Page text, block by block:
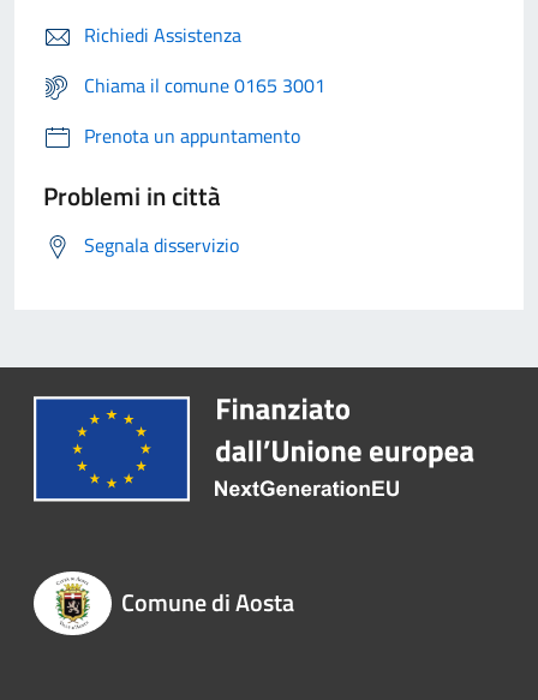
Richiedi Assistenza
Chiama il comune 0165 3001
Prenota un appuntamento
Problemi in città
Segnala disservizio
Comune di Aosta